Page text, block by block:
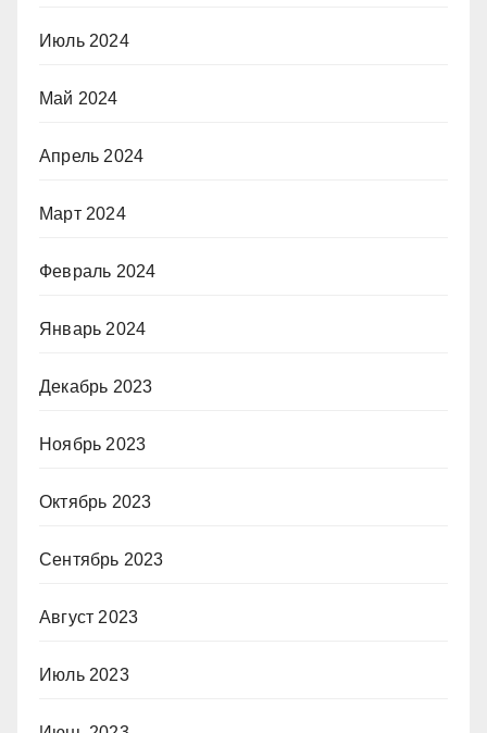
Июль 2024
Май 2024
Апрель 2024
Март 2024
Февраль 2024
Январь 2024
Декабрь 2023
Ноябрь 2023
Октябрь 2023
Сентябрь 2023
Август 2023
Июль 2023